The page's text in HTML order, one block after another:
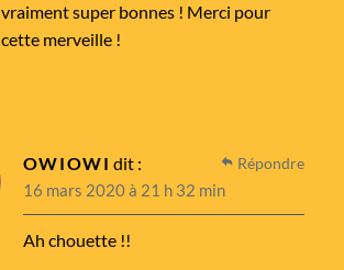
vraiment super bonnes ! Merci pour
cette merveille !
OWIOWI dit :
16 mars 2020 à 21 h 32 min
Ah chouette !!
Répondre